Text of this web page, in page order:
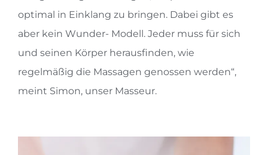
optimal in Einklang zu bringen. Dabei gibt es
aber kein Wunder- Modell. Jeder muss für sich
und seinen Körper herausfinden, wie
regelmäßig die Massagen genossen werden“,
meint Simon, unser Masseur.